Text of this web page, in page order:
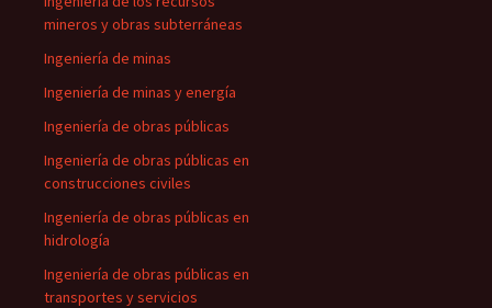
mineros y obras subterráneas
Ingeniería de minas
Ingeniería de minas y energía
Ingeniería de obras públicas
Ingeniería de obras públicas en
construcciones civiles
Ingeniería de obras públicas en
hidrología
Ingeniería de obras públicas en
transportes y servicios